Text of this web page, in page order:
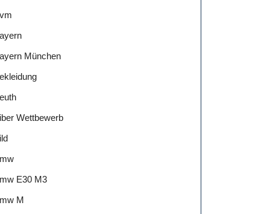
München
Wettbewerb
E30 M3
M